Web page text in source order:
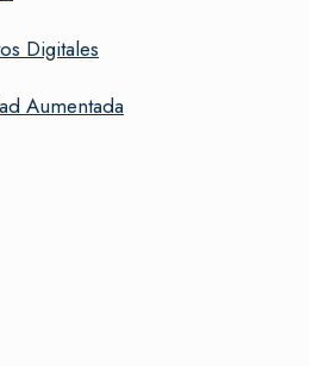
Digitales
Aumentada